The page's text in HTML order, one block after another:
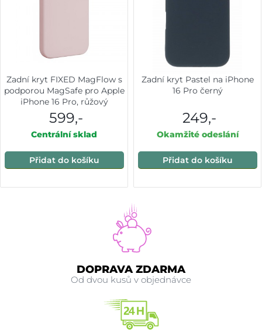
Zadní kryt FIXED MagFlow s
podporou MagSafe pro Apple
iPhone 16 Pro, růžový
599,-
Centrální sklad
Přidat do košíku
Zadní kryt Pastel na iPhone
16 Pro černý
249,-
Okamžité odeslání
Přidat do košíku
DOPRAVA ZDARMA
Od dvou kusů v objednávce